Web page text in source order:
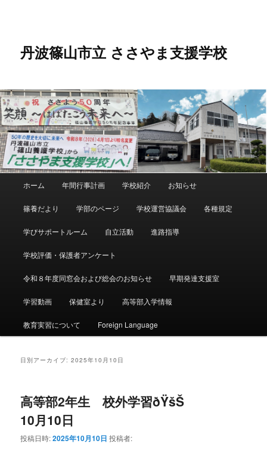
ツ
へ
移
動
へ
移
動
丹波篠山市立 ささやま支援学校
ホーム 年間行事計画 学校紹介 お知らせ
篠養だより 学部のページ 学校運営協議会 各種規定
学びサポートルーム 自立活動 進路指導
学校評価・保護者アンケート
令和８年度同窓会および総会のお知らせ 早期発達支援室
学習動画 保健室より 高等部入学情報
教育実習について Foreign Language
日別アーカイブ:2025年10月10日
高等部2年生 校外学習ðŸšŠ
10月10日
投稿日時:2025年10月10日 投稿者: